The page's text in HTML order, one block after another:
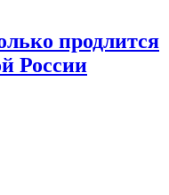
продлится
России